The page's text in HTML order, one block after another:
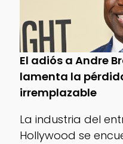
El adiós a Andre
lamenta la
irremplazable
La industria del
Hollywood se